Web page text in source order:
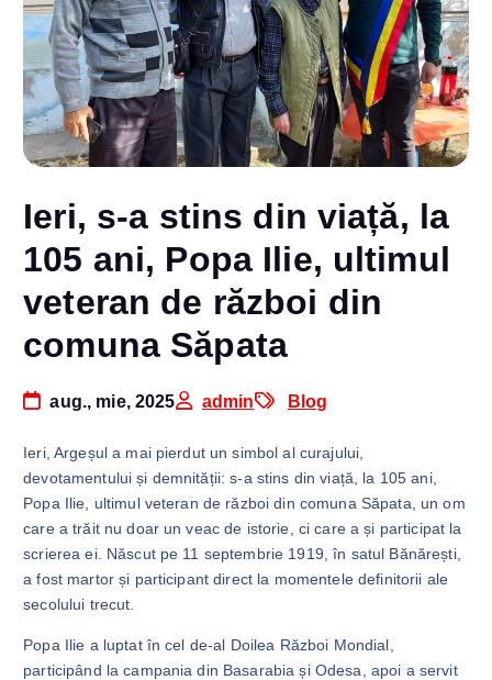
Ieri, s-a stins din viață, la
105 ani, Popa Ilie, ultimul
veteran de război din
comuna Săpata
aug., mie, 2025 admin Blog
Ieri, Argeșul a mai pierdut un simbol al curajului,
devotamentului și demnității: s-a stins din viață, la 105 ani,
Popa Ilie, ultimul veteran de război din comuna Săpata, un om
care a trăit nu doar un veac de istorie, ci care a și participat la
scrierea ei. Născut pe 11 septembrie 1919, în satul Bănărești,
a fost martor și participant direct la momentele definitorii ale
secolului trecut.
Popa Ilie a luptat în cel de-al Doilea Război Mondial,
participând la campania din Basarabia și Odesa, apoi a servit